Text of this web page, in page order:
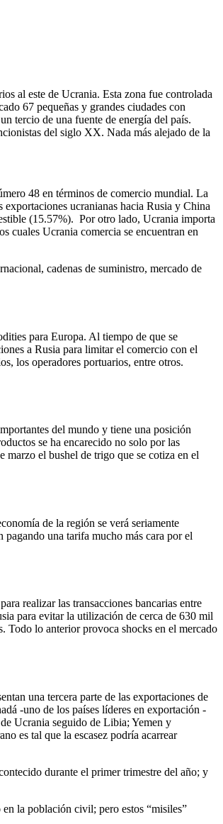
al este de Ucrania. Esta zona fue controlada
67 pequeñas y grandes ciudades con
tercio de una fuente de energía del país.
del siglo XX. Nada más alejado de la
48 en términos de comercio mundial. La
ucranianas hacia Rusia y China
(15.57%). Por otro lado, Ucrania importa
cuales Ucrania comercia se encuentran en
cadenas de suministro, mercado de
para Europa. Al tiempo de que se
a Rusia para limitar el comercio con el
los operadores portuarios, entre otros.
del mundo y tiene una posición
se ha encarecido no solo por las
el bushel de trigo que se cotiza en el
de la región se verá seriamente
pagando una tarifa mucho más cara por el
realizar las transacciones bancarias entre
para evitar la utilización de cerca de 630 mil
Todo lo anterior provoca shocks en el mercado
una tercera parte de las exportaciones de
-uno de los países líderes en exportación -
Ucrania seguido de Libia; Yemen y
es tal que la escasez podría acarrear
durante el primer trimestre del año; y
la población civil; pero estos “misiles”